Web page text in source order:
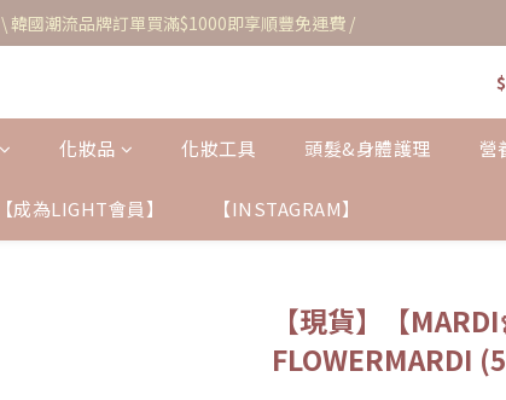
\ 韓國潮流品牌訂單買滿$1000即享順豐免運費 /
$
化妝品 化妝工具 頭髮&身體護理 營
【成為LIGHT會員】 【INSTAGRAM】
【現貨】【
FLOWERMARDI